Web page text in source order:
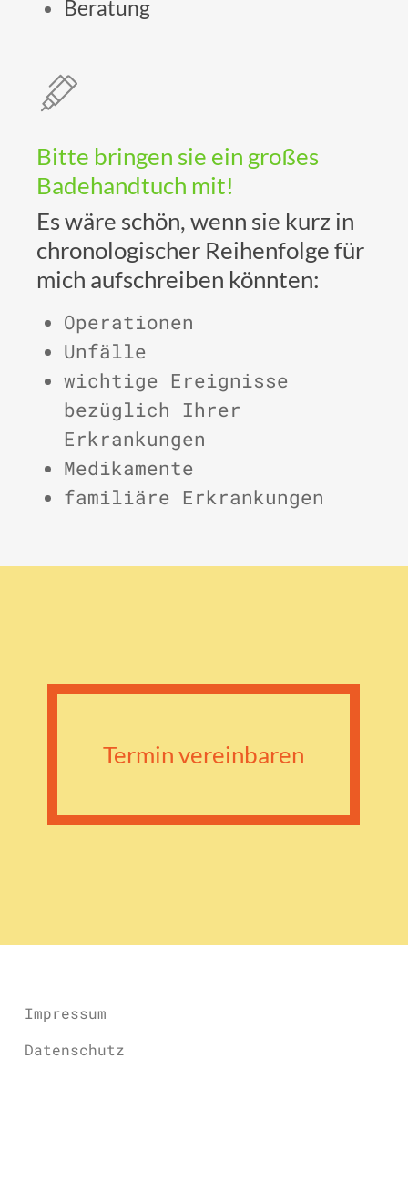
Beratung
Bitte bringen sie ein großes
Badehandtuch mit!
Es wäre schön, wenn sie kurz in
chronologischer Reihenfolge für
mich aufschreiben könnten:
Operationen
Unfälle
wichtige Ereignisse
bezüglich Ihrer
Erkrankungen
Medikamente
familiäre Erkrankungen
Termin vereinbaren
Impressum
Datenschutz